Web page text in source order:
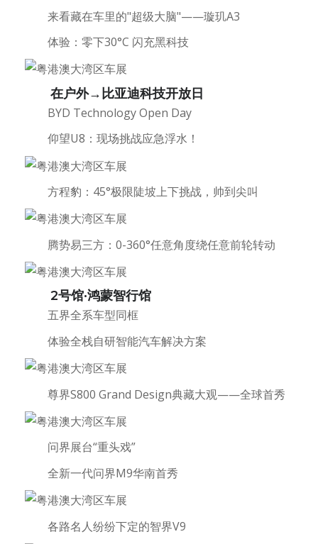
来看藏在车里的"超级大脑"——璇玑A3
体验：零下30°C 闪充黑科技
在户外→比亚迪科技开放日
BYD Technology Open Day
仰望U8：现场挑战应急浮水！
方程豹：45°极限陡坡上下挑战，帅到尖叫
腾势易三方：0-360°任意角度绕任意前轮转动
2号馆·鸿蒙智行馆
五界全系车型同框
体验全栈自研智能汽车解决方案
尊界S800 Grand Design典藏大观——全球首秀
问界展台“重头戏”
全新一代问界M9华南首秀
各路名人纷纷下定的智界V9